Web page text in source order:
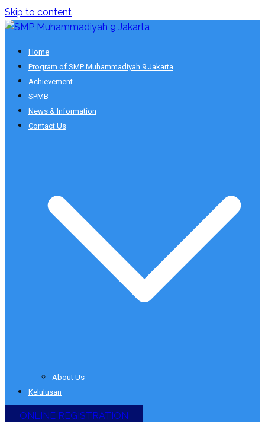
Skip to content
SMP Muhammadiyah 9 Jakarta
Smart School
Home
Program of SMP Muhammadiyah 9 Jakarta
Achievement
SPMB
News & Information
Contact Us
About Us
Kelulusan
ONLINE REGISTRATION